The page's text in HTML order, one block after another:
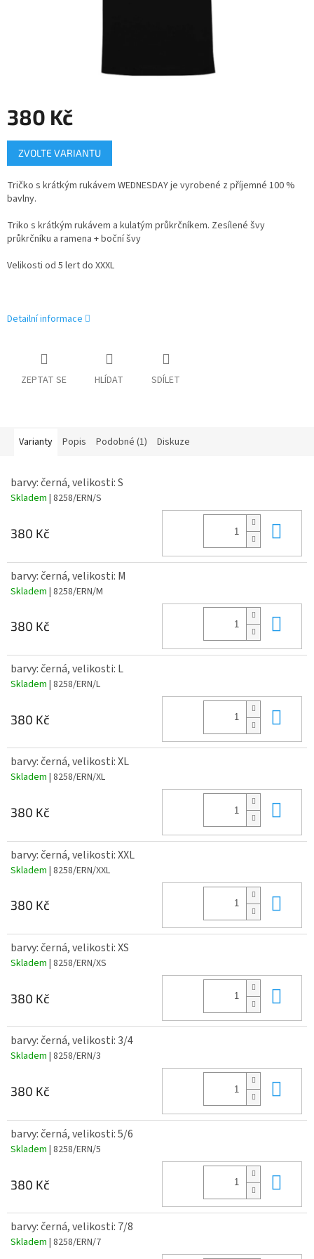
380 Kč
Měrná
cena:
ZVOLTE VARIANTU
Tričko s krátkým rukávem WEDNESDAY je vyrobené z příjemné 100 %
bavlny.
Triko s krátkým rukávem a kulatým průkrčníkem. Zesílené švy
průkrčníku a ramena + boční švy
Velikosti od 5 lert do XXXL
Detailní informace
ZEPTAT SE HLÍDAT SDÍLET
Varianty Popis Podobné (1) Diskuze
barvy: černá, velikosti: S
Skladem | 8258/ERN/S
380 Kč
barvy: černá, velikosti: M
Skladem | 8258/ERN/M
380 Kč
barvy: černá, velikosti: L
Skladem | 8258/ERN/L
380 Kč
barvy: černá, velikosti: XL
Skladem | 8258/ERN/XL
380 Kč
barvy: černá, velikosti: XXL
Skladem | 8258/ERN/XXL
380 Kč
barvy: černá, velikosti: XS
Skladem | 8258/ERN/XS
380 Kč
barvy: černá, velikosti: 3/4
Skladem | 8258/ERN/3
380 Kč
barvy: černá, velikosti: 5/6
Skladem | 8258/ERN/5
380 Kč
barvy: černá, velikosti: 7/8
Skladem | 8258/ERN/7